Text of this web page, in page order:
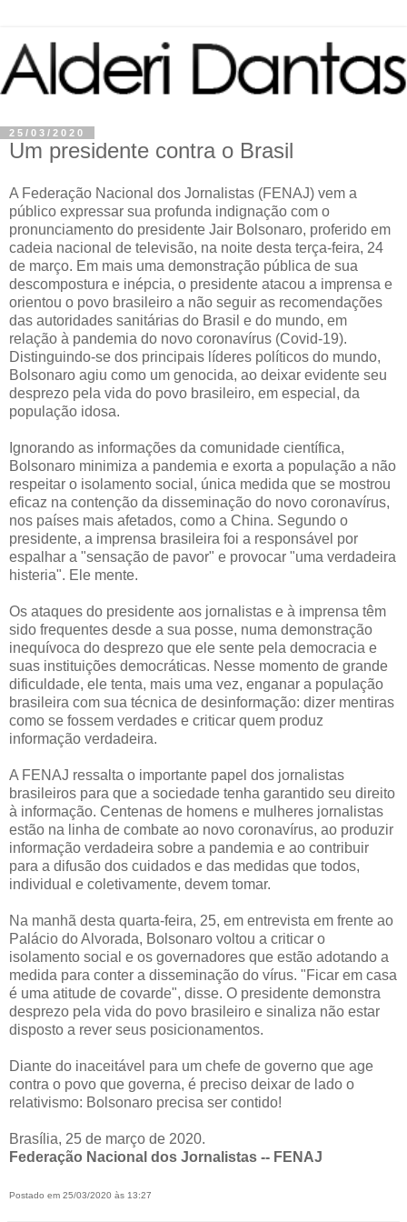
25/03/2020
Um presidente contra o Brasil
A Federação Nacional dos Jornalistas (FENAJ) vem a
público expressar sua profunda indignação com o
pronunciamento do presidente Jair Bolsonaro, proferido em
cadeia nacional de televisão, na noite desta terça-feira, 24
de março. Em mais uma demonstração pública de sua
descompostura e inépcia, o presidente atacou a imprensa e
orientou o povo brasileiro a não seguir as recomendações
das autoridades sanitárias do Brasil e do mundo, em
relação à pandemia do novo coronavírus (Covid-19).
Distinguindo-se dos principais líderes políticos do mundo,
Bolsonaro agiu como um genocida, ao deixar evidente seu
desprezo pela vida do povo brasileiro, em especial, da
população idosa.
Ignorando as informações da comunidade científica,
Bolsonaro minimiza a pandemia e exorta a população a não
respeitar o isolamento social, única medida que se mostrou
eficaz na contenção da disseminação do novo coronavírus,
nos países mais afetados, como a China. Segundo o
presidente, a imprensa brasileira foi a responsável por
espalhar a "sensação de pavor" e provocar "uma verdadeira
histeria". Ele mente.
Os ataques do presidente aos jornalistas e à imprensa têm
sido frequentes desde a sua posse, numa demonstração
inequívoca do desprezo que ele sente pela democracia e
suas instituições democráticas. Nesse momento de grande
dificuldade, ele tenta, mais uma vez, enganar a população
brasileira com sua técnica de desinformação: dizer mentiras
como se fossem verdades e criticar quem produz
informação verdadeira.
A FENAJ ressalta o importante papel dos jornalistas
brasileiros para que a sociedade tenha garantido seu direito
à informação. Centenas de homens e mulheres jornalistas
estão na linha de combate ao novo coronavírus, ao produzir
informação verdadeira sobre a pandemia e ao contribuir
para a difusão dos cuidados e das medidas que todos,
individual e coletivamente, devem tomar.
Na manhã desta quarta-feira, 25, em entrevista em frente ao
Palácio do Alvorada, Bolsonaro voltou a criticar o
isolamento social e os governadores que estão adotando a
medida para conter a disseminação do vírus. "Ficar em casa
é uma atitude de covarde", disse. O presidente demonstra
desprezo pela vida do povo brasileiro e sinaliza não estar
disposto a rever seus posicionamentos.
Diante do inaceitável para um chefe de governo que age
contra o povo que governa, é preciso deixar de lado o
relativismo: Bolsonaro precisa ser contido!
Brasília, 25 de março de 2020.
Federação Nacional dos Jornalistas -- FENAJ
Postado em 25/03/2020 às 13:27